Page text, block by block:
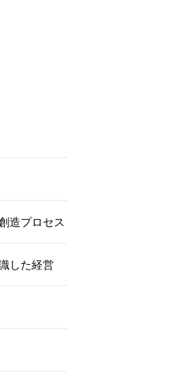
造プロセス
した経営